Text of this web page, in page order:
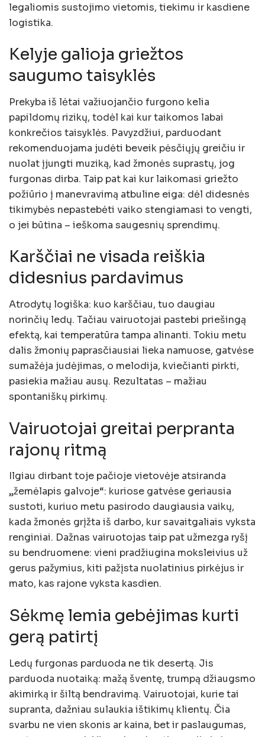
legaliomis sustojimo vietomis, tiekimu ir kasdiene
logistika.
Kelyje galioja griežtos
saugumo taisyklės
Prekyba iš lėtai važiuojančio furgono kelia
papildomų rizikų, todėl kai kur taikomos labai
konkrečios taisyklės. Pavyzdžiui, parduodant
rekomenduojama judėti beveik pėsčiųjų greičiu ir
nuolat įjungti muziką, kad žmonės suprastų, jog
furgonas dirba. Taip pat kai kur laikomasi griežto
požiūrio į manevravimą atbuline eiga: dėl didesnės
tikimybės nepastebėti vaiko stengiamasi to vengti,
o jei būtina – ieškoma saugesnių sprendimų.
Karščiai ne visada reiškia
didesnius pardavimus
Atrodytų logiška: kuo karščiau, tuo daugiau
norinčių ledų. Tačiau vairuotojai pastebi priešingą
efektą, kai temperatūra tampa alinanti. Tokiu metu
dalis žmonių paprasčiausiai lieka namuose, gatvėse
sumažėja judėjimas, o melodija, kviečianti pirkti,
pasiekia mažiau ausų. Rezultatas – mažiau
spontaniškų pirkimų.
Vairuotojai greitai perpranta
rajonų ritmą
Ilgiau dirbant toje pačioje vietovėje atsiranda
„žemėlapis galvoje“: kuriose gatvėse geriausia
sustoti, kuriuo metu pasirodo daugiausia vaikų,
kada žmonės grįžta iš darbo, kur savaitgaliais vyksta
renginiai. Dažnas vairuotojas taip pat užmezga ryšį
su bendruomene: vieni pradžiugina moksleivius už
gerus pažymius, kiti pažįsta nuolatinius pirkėjus ir
mato, kas rajone vyksta kasdien.
Sėkmę lemia gebėjimas kurti
gerą patirtį
Ledų furgonas parduoda ne tik desertą. Jis
parduoda nuotaiką: mažą šventę, trumpą džiaugsmo
akimirką ir šiltą bendravimą. Vairuotojai, kurie tai
supranta, dažniau sulaukia ištikimų klientų. Čia
svarbu ne vien skonis ar kaina, bet ir paslaugumas,